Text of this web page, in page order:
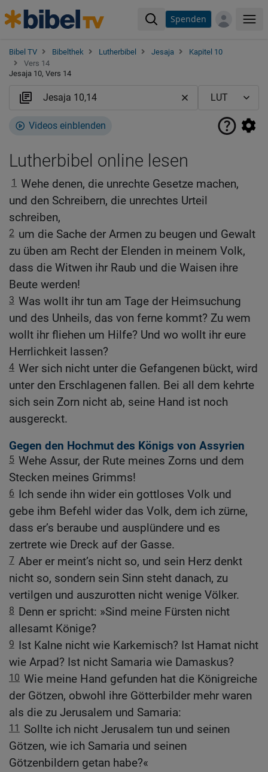
Spenden
Bibel TV Bibelthek Lutherbibel Jesaja
Kapitel 10
Vers 14
Jesaja 10, Vers 14
Videos einblenden
Lutherbibel online lesen
1 Wehe denen, die unrechte Gesetze machen,
und den Schreibern, die unrechtes Urteil
schreiben,
2 um die Sache der Armen zu beugen und Gewalt
zu üben am Recht der Elenden in meinem Volk,
dass die Witwen ihr Raub und die Waisen ihre
Beute werden!
3 Was wollt ihr tun am Tage der Heimsuchung
und des Unheils, das von ferne kommt? Zu wem
wollt ihr fliehen um Hilfe? Und wo wollt ihr eure
Herrlichkeit lassen?
4 Wer sich nicht unter die Gefangenen bückt, wird
unter den Erschlagenen fallen. Bei all dem kehrte
sich sein Zorn nicht ab, seine Hand ist noch
ausgereckt.
Gegen den Hochmut des Königs von Assyrien
5 Wehe Assur, der Rute meines Zorns und dem
Stecken meines Grimms!
6 Ich sende ihn wider ein gottloses Volk und
gebe ihm Befehl wider das Volk, dem ich zürne,
dass er’s beraube und ausplündere und es
zertrete wie Dreck auf der Gasse.
7 Aber er meint’s nicht so, und sein Herz denkt
nicht so, sondern sein Sinn steht danach, zu
vertilgen und auszurotten nicht wenige Völker.
8 Denn er spricht: »Sind meine Fürsten nicht
allesamt Könige?
9 Ist Kalne nicht wie Karkemisch? Ist Hamat nicht
wie Arpad? Ist nicht Samaria wie Damaskus?
10 Wie meine Hand gefunden hat die Königreiche
der Götzen, obwohl ihre Götterbilder mehr waren
als die zu Jerusalem und Samaria:
11
Sollte ich nicht Jerusalem tun und seinen
Götzen, wie ich Samaria und seinen
Götzenbildern getan habe?«